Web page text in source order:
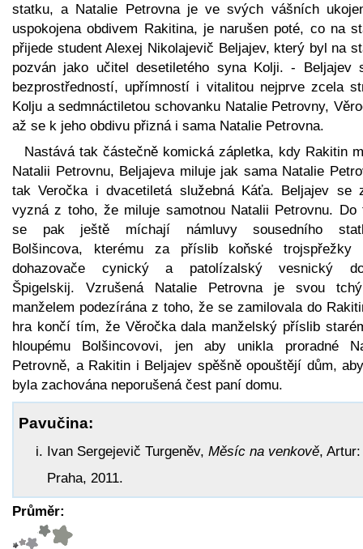
statku, a Natalie Petrovna je ve svých vášních
uspokojena obdivem Rakitina, je narušen poté, co na
přijede student Alexej Nikolajevič Beljajev, který byl na
pozván jako učitel desetiletého syna Kolji. - Beljajev
bezprostředností, upřímností i vitalitou nejprve zcela
Kolju a sedmnáctiletou schovanku Natalie Petrovny,
až se k jeho obdivu přizná i sama Natalie Petrovna.
Nastává tak částečně komická zápletka, kdy Rakitin
Natalii Petrovnu, Beljajeva miluje jak sama Natalie
tak Veročka i dvacetiletá služebná Káťa. Beljajev se
vyzná z toho, že miluje samotnou Natalii Petrovnu. Do
se pak ještě míchají námluvy sousedního
Bolšincova, kterému za příslib koňské trojspřežky
dohazovače cynický a patolízalský vesnický
Špigelskij. Vzrušená Natalie Petrovna je svou
manželem podezírána z toho, že se zamilovala do
hra končí tím, že Věročka dala manželský příslib
hloupému Bolšincovovi, jen aby unikla proradné
Petrovně, a Rakitin i Beljajev spěšně opouštějí dům,
byla zachována neporušená čest paní domu.
Pavučina:
Ivan Sergejevič Turgeněv, Měsíc na venkově, Artur:
Praha, 2011.
Průměr: